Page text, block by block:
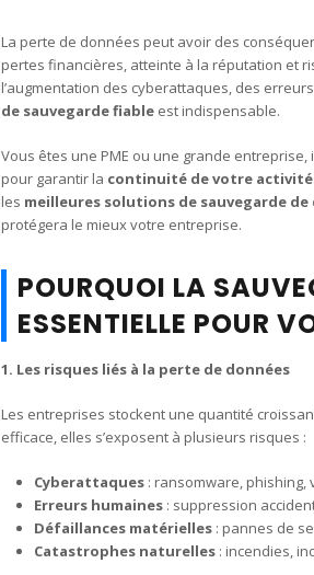
La perte de données peut avoir des
pertes financières, atteinte à la réputation et
l’augmentation des cyberattaques, des
de sauvegarde fiable est indispensable.
Vous êtes une PME ou une grande
pour garantir la continuité de votre activité
les meilleures solutions de sauvegarde de
protégera le mieux votre entreprise.
POURQUOI LA
ESSENTIELLE POUR
1. Les risques liés à la perte de données
Les entreprises stockent une quantité
efficace, elles s’exposent à plusieurs risques :
Cyberattaques : ransomware, phishing,
Erreurs humaines : suppression
Défaillances matérielles : pannes de
Catastrophes naturelles : incendies,